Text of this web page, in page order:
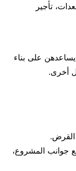
تأجير
يساعدهن على بناء
أخرى.
جوانب المشروع،